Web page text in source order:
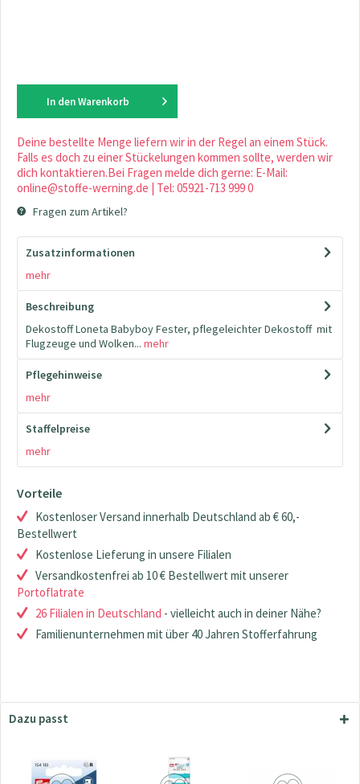
In den Warenkorb
Deine bestellte Menge liefern wir in der Regel an einem Stück.
Falls es doch zu einer Stückelungen kommen sollte, werden wir
dich kontaktieren.Bei Fragen melde dich gerne: E-Mail:
online@stoffe-werning.de | Tel: 05921-713 999 0
Fragen zum Artikel?
Zusatzinformationen
mehr
Beschreibung
Dekostoff Loneta Babyboy Fester, pflegeleichter Dekostoff mit
Flugzeuge und Wolken... mehr
Pflegehinweise
mehr
Staffelpreise
mehr
Vorteile
Kostenloser Versand innerhalb Deutschland ab € 60,-
Bestellwert
Kostenlose Lieferung in unsere Filialen
Versandkostenfrei ab 10 € Bestellwert mit unserer
Portoflatrate
26 Filialen in Deutschland - vielleicht auch in deiner Nähe?
Familienunternehmen mit über 40 Jahren Stofferfahrung
Dazu passt